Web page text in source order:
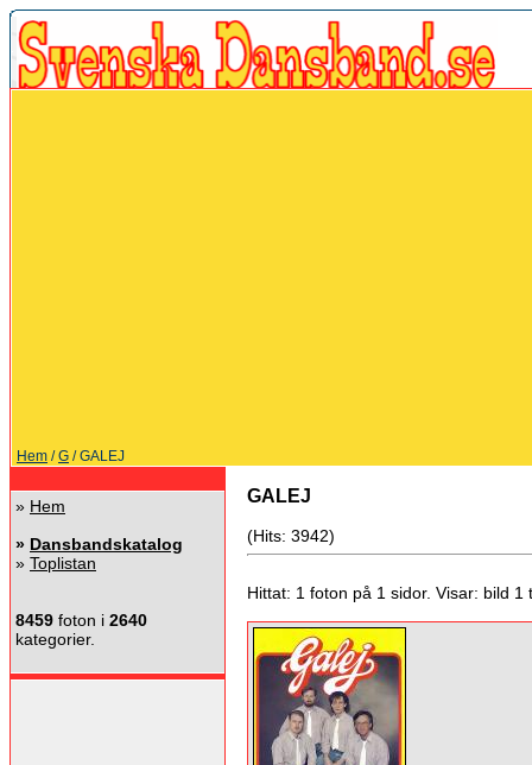
Hem /G / GALEJ
» Hem
» Dansbandskatalog
» Toplistan
8459 foton i 2640
kategorier.
GALEJ
(Hits: 3942)
Hittat: 1 foton på 1 sidor. Visar: bild 1